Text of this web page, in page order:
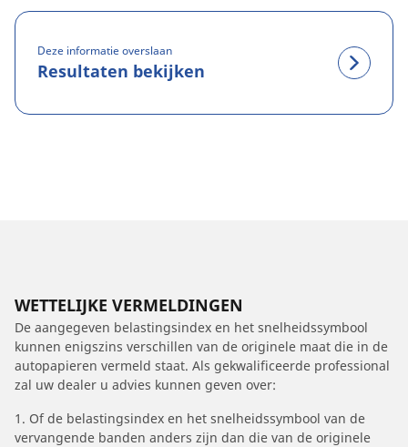
Deze informatie overslaan
Resultaten bekijken
WETTELIJKE VERMELDINGEN
De aangegeven belastingsindex en het snelheidssymbool
kunnen enigszins verschillen van de originele maat die in de
autopapieren vermeld staat. Als gekwalificeerde professional
zal uw dealer u advies kunnen geven over:
1. Of de belastingsindex en het snelheidssymbool van de
vervangende banden anders zijn dan die van de originele